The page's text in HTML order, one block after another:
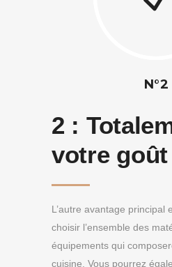
N°2
2 :
votre goût
L’autre avantage principal
choisir l’ensemble des
équipements qui
cuisine. Vous pourrez